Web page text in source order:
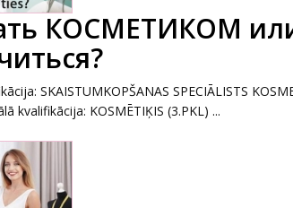
КОСМЕТИКОМ
SKAISTUMKOPŠANAS SPECIĀLISTS
kvalifikācija: KOSMĒTIĶIS (3.PKL) ...